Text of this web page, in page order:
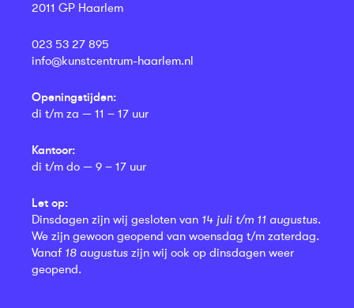
2011 GP Haarlem
023 53 27 895
info@kunstcentrum-haarlem.nl
Openingstijden:
di t/m za — 11 – 17 uur
Kantoor:
di t/m do — 9 – 17 uur
Let op:
Dinsdagen zijn wij gesloten van 14 juli t/m 11 augustus.
We zijn gewoon geopend van woensdag t/m zaterdag.
Vanaf 18 augustus zijn wij ook op dinsdagen weer
geopend.